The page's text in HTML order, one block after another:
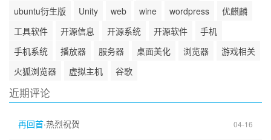
ubuntu衍生版
Unity web wine wordpress
优麒麟
工具软件
开源信息 开源系统 开源软件
手机
手机系统
播放器 服务器 桌面美化 浏览器
游戏相关
火狐浏览器
虚拟主机 谷歌
近期评论
再回首·热烈祝贺 04-16